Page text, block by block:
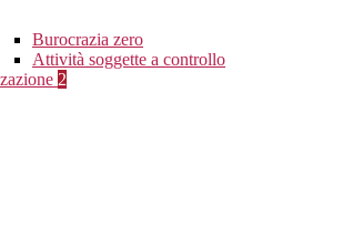
Burocrazia zero
Attività soggette a controllo
2